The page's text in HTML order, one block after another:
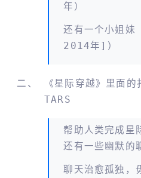
年）
还有一个小姐
2014年]）
《星际穿越》里面
TARS
帮助人类完成星
还有一些幽默的
聊天治愈孤独，